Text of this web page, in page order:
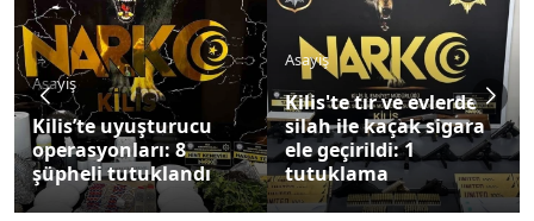
Asayiş
Kilis’te uyuşturucu
operasyonları: 8
şüpheli tutuklandı
Asayiş
Kilis'te tır ve evlerde
silah ile kaçak sigara
ele geçirildi: 1
tutuklama